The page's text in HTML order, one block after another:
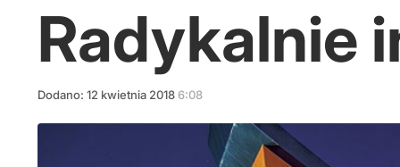
15
Radykalnie
Dodano: 12 kwietnia 2018 6:08